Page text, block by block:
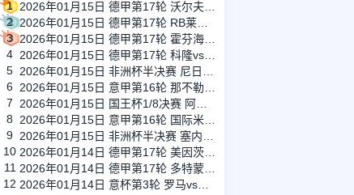
1
2
3
4
5
6
7
8
9
10
11
12